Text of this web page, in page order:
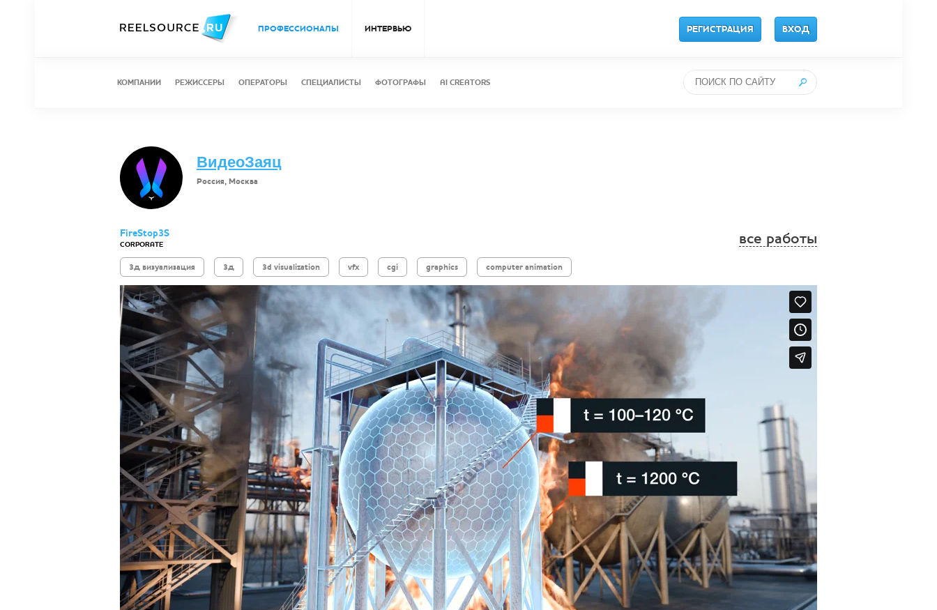
ПРОФЕССИОНАЛЫ ИНТЕРВЬЮ РЕГИСТРАЦИЯ ВХОД
КОМПАНИИ РЕЖИССЕРЫ ОПЕРАТОРЫ СПЕЦИАЛИСТЫ ФОТОГРАФЫ AI CREATORS
ВидеоЗаяц
Россия, Москва
FireStop3S все работы
CORPORATE
3д визуализация 3д 3d visualization vfx cgi graphics computer animation